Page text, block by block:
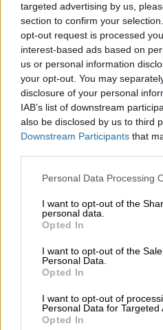
targeted advertising by us,
section to confirm your
opt-out request is processed
interest-based ads based on
us or personal information
your opt-out. You may
disclosure of your personal
IAB’s list of downstream
also be disclosed by us to third
Downstream Participants that
Please note that this website/
not limited to your visit or usage
grant or deny consent to
use your data for below
consent section.
Personal Data Processing
I want to opt-out of the
personal data.
Opted In
I want to opt-out of the
Personal Data.
Opted In
I want to opt-out of
Personal Data for Targeted
Opted In
Αν και τα σπουδαία έργα
είχαν
μουσουργός ήθελε να
του σύνθεση στο
ότι το μουσικό γούστο
είχε αρχίσει να κλίνει
συνθέτες. Όταν το
και οι χρηματοδότες
επιλέξει τη Βιέννη